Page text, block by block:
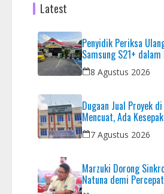
Latest
Penyidik Periksa
Samsung S21+
HP Ilegal di Nagoya Hill
8 Agustus 2026
Dugaan Jual Proyek
Mencuat, Ada
Dana yang Dikembalikan
7 Agustus 2026
Marzuki Dorong
Natuna demi